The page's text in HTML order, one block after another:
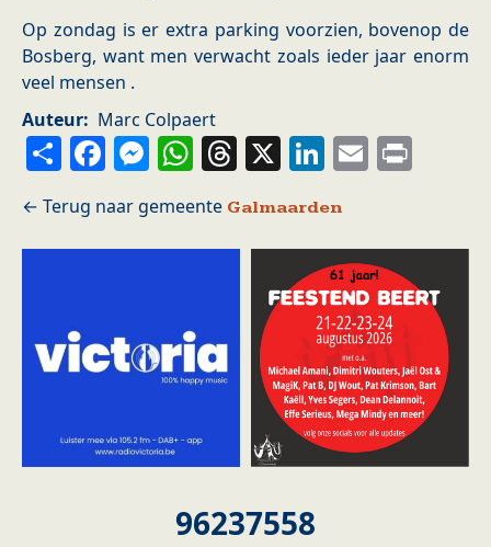
Op zondag is er extra parking voorzien, bovenop de
Bosberg, want men verwacht zoals ieder jaar enorm
veel mensen .
Auteur
Marc Colpaert
ShareFacebook
Messenger
WhatsApp
Threads
X LinkedIn
Email
Galmaarden
96237558